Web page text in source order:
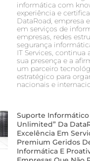
informática com
experiência e
DataRoad, empresa
em serviços de
empresas, redes
segurança
IT Services, continua
sua presença e a
um parceiro
estratégico para
nacionais e
Suporte Informático
Unlimited” Da
Excelência Em
Premium Geridos
Informática E